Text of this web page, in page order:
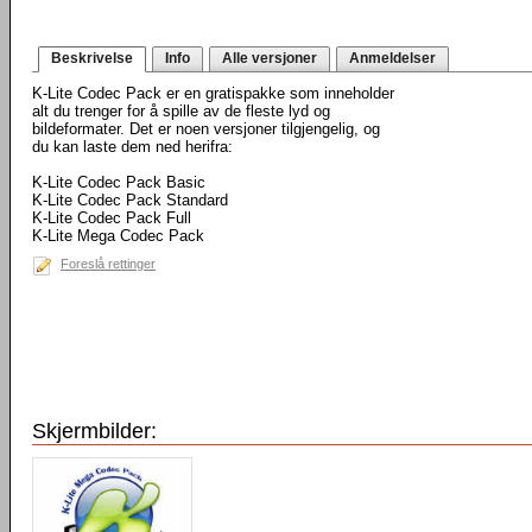
Beskrivelse Info Alle versjoner Anmeldelser
K-Lite Codec Pack er en gratispakke som inneholder
alt du trenger for å spille av de fleste lyd og
bildeformater. Det er noen versjoner tilgjengelig, og
du kan laste dem ned herifra:
K-Lite Codec Pack Basic
K-Lite Codec Pack Standard
K-Lite Codec Pack Full
K-Lite Mega Codec Pack
Foreslå rettinger
Skjermbilder: